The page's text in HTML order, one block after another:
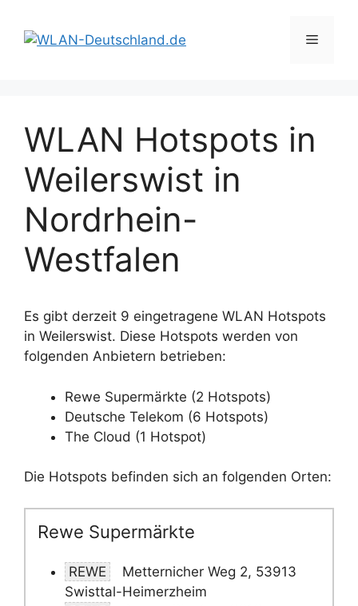
Inhalt
springen
Menü
WLAN Hotspots in
Weilerswist in
Nordrhein-
Westfalen
Es gibt derzeit 9 eingetragene WLAN Hotspots
in Weilerswist. Diese Hotspots werden von
folgenden Anbietern betrieben:
Rewe Supermärkte (2 Hotspots)
Deutsche Telekom (6 Hotspots)
The Cloud (1 Hotspot)
Die Hotspots befinden sich an folgenden Orten:
Rewe Supermärkte
REWE
Metternicher Weg 2, 53913
Swisttal-Heimerzheim